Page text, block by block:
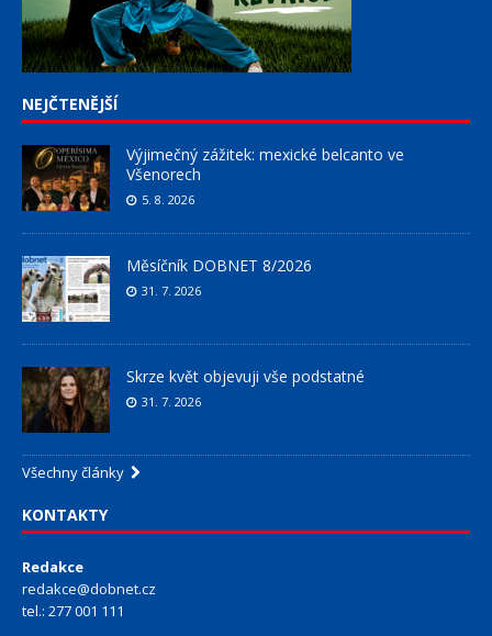
NEJČTENĚJŠÍ
Výjimečný zážitek: mexické belcanto ve
Všenorech
5. 8. 2026
Měsíčník DOBNET 8/2026
31. 7. 2026
Skrze květ objevuji vše podstatné
31. 7. 2026
Všechny články
KONTAKTY
Redakce
redakce@dobnet.cz
tel.: 277 001 111